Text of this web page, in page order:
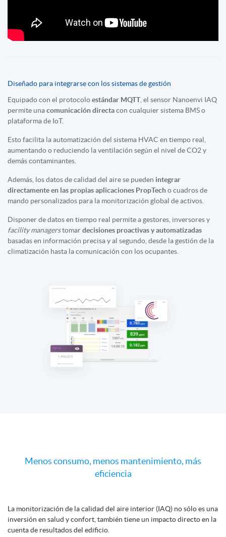
Diseñado para integrarse con los sistemas de gestión
Equipado con el protocoloestándar MQTT, el sensor Nanoenvi IAQ
permite unacomunicación directacon cualquier sistema BMS o
plataforma de IoT.
Esto facilita la automatización del sistema HVAC en tiempo real,
aumentando o reduciendo la ventilación según el nivel de CO2 y
demás contaminantes.
Además, los datos de calidad del aire se pueden integrar
directamente en las propias aplicaciones PropTecho cuadros de
mando personalizados para la monitorización global de activos.
Disponer de datos en tiempo real permite a gestores, inversores y
facility managerstomardecisiones proactivas y automatizadas
basadas en información precisa y al segundo, desde la gestión de la
climatización hasta la comunicación con los ocupantes.
Menos consumo, menos mantenimiento, más
eficiencia
La monitorización de la calidad del aire interior (IAQ) no sólo es una
inversión en salud y confort, también tiene un impacto directo en la
cuenta de resultados del edificio.